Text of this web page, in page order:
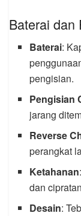
Baterai dan
Baterai:
pengisian.
Pengisian
jarang
Reverse
perangkat
Ketahanan
dan
Desain: